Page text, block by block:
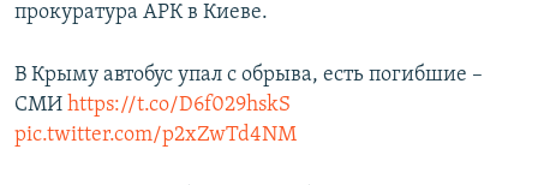
прокуратура АРК в Киеве.
В Крыму автобус упал с обрыва, есть погибшие –
СМИ https://t.co/D6f029hskS
pic.twitter.com/p2xZwTd4NM